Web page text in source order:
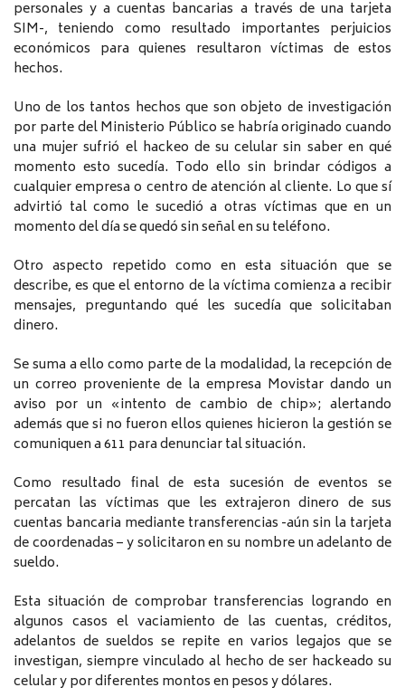
personales y a cuentas bancarias a través de una tarjeta
SIM-, teniendo como resultado importantes perjuicios
económicos para quienes resultaron víctimas de estos
hechos.
Uno de los tantos hechos que son objeto de investigación
por parte del Ministerio Público se habría originado cuando
una mujer sufrió el hackeo de su celular sin saber en qué
momento esto sucedía. Todo ello sin brindar códigos a
cualquier empresa o centro de atención al cliente. Lo que sí
advirtió tal como le sucedió a otras víctimas que en un
momento del día se quedó sin señal en su teléfono.
Otro aspecto repetido como en esta situación que se
describe, es que el entorno de la víctima comienza a recibir
mensajes, preguntando qué les sucedía que solicitaban
dinero.
Se suma a ello como parte de la modalidad, la recepción de
un correo proveniente de la empresa Movistar dando un
aviso por un «intento de cambio de chip»; alertando
además que si no fueron ellos quienes hicieron la gestión se
comuniquen a 611 para denunciar tal situación.
Como resultado final de esta sucesión de eventos se
percatan las víctimas que les extrajeron dinero de sus
cuentas bancaria mediante transferencias -aún sin la tarjeta
de coordenadas – y solicitaron en su nombre un adelanto de
sueldo.
Esta situación de comprobar transferencias logrando en
algunos casos el vaciamiento de las cuentas, créditos,
adelantos de sueldos se repite en varios legajos que se
investigan, siempre vinculado al hecho de ser hackeado su
celular y por diferentes montos en pesos y dólares.